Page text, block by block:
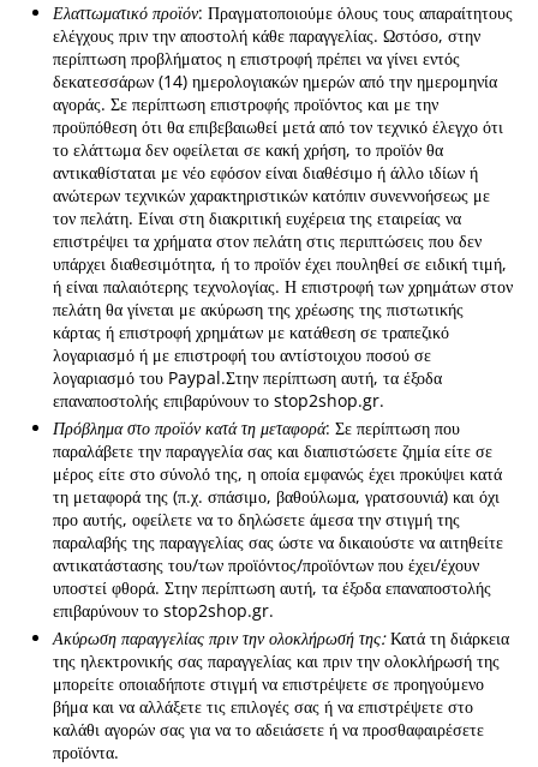
Ελαττωματικό προϊόν: Πραγματοποιούμε όλους τους απαραίτητους
ελέγχους πριν την αποστολή κάθε παραγγελίας. Ωστόσο, στην
περίπτωση προβλήματος η επιστροφή πρέπει να γίνει εντός
δεκατεσσάρων (14) ημερολογιακών ημερών από την ημερομηνία
αγοράς. Σε περίπτωση επιστροφής προϊόντος και με την
προϋπόθεση ότι θα επιβεβαιωθεί μετά από τον τεχνικό έλεγχο ότι
το ελάττωμα δεν οφείλεται σε κακή χρήση, το προϊόν θα
αντικαθίσταται με νέο εφόσον είναι διαθέσιμο ή άλλο ιδίων ή
ανώτερων τεχνικών χαρακτηριστικών κατόπιν συνεννοήσεως με
τον πελάτη. Είναι στη διακριτική ευχέρεια της εταιρείας να
επιστρέψει τα χρήματα στον πελάτη στις περιπτώσεις που δεν
υπάρχει διαθεσιμότητα, ή το προϊόν έχει πουληθεί σε ειδική τιμή,
ή είναι παλαιότερης τεχνολογίας. Η επιστροφή των χρημάτων στον
πελάτη θα γίνεται με ακύρωση της χρέωσης της πιστωτικής
κάρτας ή επιστροφή χρημάτων με κατάθεση σε τραπεζικό
λογαριασμό ή με επιστροφή του αντίστοιχου ποσού σε
λογαριασμό του Paypal.Στην περίπτωση αυτή, τα έξοδα
επαναποστολής επιβαρύνουν το stop2shop.gr.
Πρόβλημα στο προϊόν κατά τη μεταφορά: Σε περίπτωση που
παραλάβετε την παραγγελία σας και διαπιστώσετε ζημία είτε σε
μέρος είτε στο σύνολό της, η οποία εμφανώς έχει προκύψει κατά
τη μεταφορά της (π.χ. σπάσιμο, βαθούλωμα, γρατσουνιά) και όχι
προ αυτής, οφείλετε να το δηλώσετε άμεσα την στιγμή της
παραλαβής της παραγγελίας σας ώστε να δικαιούστε να αιτηθείτε
αντικατάστασης του/των προϊόντος/προϊόντων που έχει/έχουν
υποστεί φθορά. Στην περίπτωση αυτή, τα έξοδα επαναποστολής
επιβαρύνουν το stop2shop.gr.
Ακύρωση παραγγελίας πριν την ολοκλήρωσή της:Κατά τη διάρκεια
της ηλεκτρονικής σας παραγγελίας και πριν την ολοκλήρωσή της
μπορείτε οποιαδήποτε στιγμή να επιστρέψετε σε προηγούμενο
βήμα και να αλλάξετε τις επιλογές σας ή να επιστρέψετε στο
καλάθι αγορών σας για να το αδειάσετε ή να προσθαφαιρέσετε
προϊόντα.